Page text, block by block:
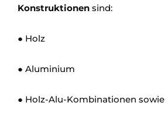
Konstruktionen sind:
● Holz
● Aluminium
● Holz-Alu-Kombinationen sowie